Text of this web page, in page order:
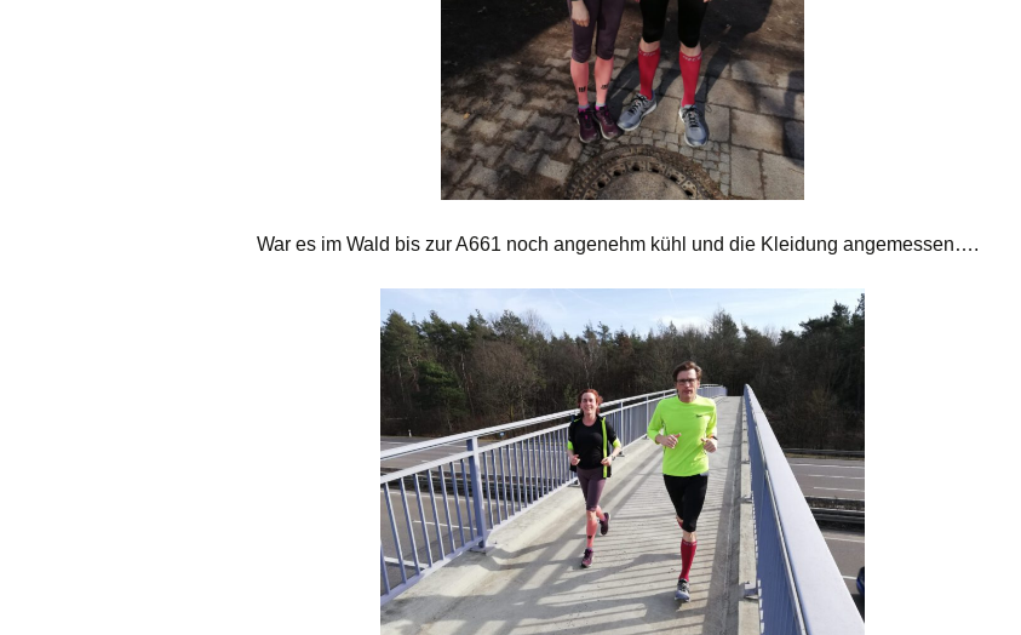
War es im Wald bis zur A661 noch angenehm kühl und die Kleidung angemessen….